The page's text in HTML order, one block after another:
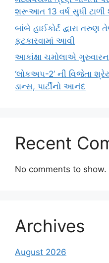
શરૂઆત 13 વર્ષ સુધી
બાંબે હાઈકોર્ટ દ્વારા
ફટકારવામાં આવી
આકાંક્ષા ચમોલાએ
‘લોકઅપ-2’ ની વિજેતા
ડાન્સ, પાર્ટીનો આનંદ
Recent
No comments to show.
Archives
August 2026